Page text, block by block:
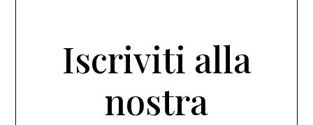
Iscriviti alla
nostra